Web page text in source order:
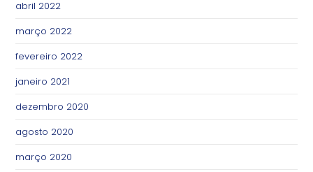
abril 2022
março 2022
fevereiro 2022
janeiro 2021
dezembro 2020
agosto 2020
março 2020